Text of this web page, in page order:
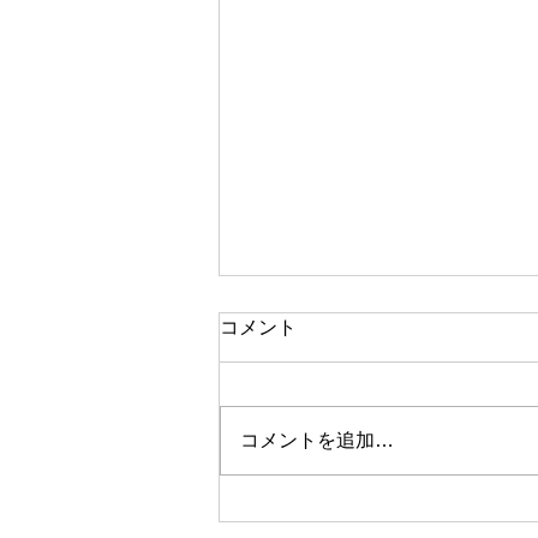
西武ライオンズ様にご採用頂
ニングセンターへの遮熱工事の実
施予定をプレスリリースされまし
コメント
コメントを追加…